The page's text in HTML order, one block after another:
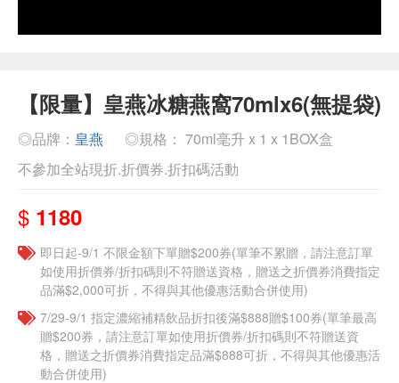
【限量】皇燕冰糖燕窩70mlx6(無提袋)
◎品牌： 皇燕
◎規格： 70ml毫升 x 1 x 1BOX盒
不參加全站現折.折價券.折扣碼活動
$ 1180
即日起-9/1 不限金額下單贈$200券(單筆不累贈，請注意訂單
如使用折價券/折扣碼則不符贈送資格，贈送之折價券消費指定
品滿$2,000可折，不得與其他優惠活動合併使用)
7/29-9/1 指定濃縮補精飲品​折扣後滿$888贈$100券(單筆最高
贈$200券，請注意訂單如使用折價券/折扣碼則不符贈送資
格，贈送之折價券消費指定品滿$888可折，不得與其他優惠活
動合併使用)